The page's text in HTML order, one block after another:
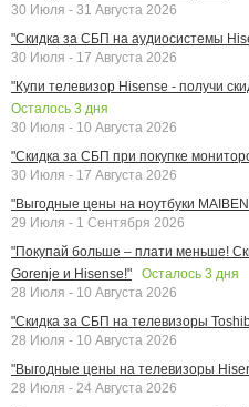
30 Июля - 31 Августа 2026
"Скидка за СБП на аудиосистемы
30 Июля - 17 Августа 2026
"Купи телевизор Hisense - получи
Осталось 3 дня
30 Июля - 10 Августа 2026
"Скидка за СБП при покупке
30 Июля - 17 Августа 2026
"Выгодные цены на ноутбуки
29 Июля - 1 Сентября 2026
"Покупай больше – плати меньше!
Gorenje и Hisense!"
Осталось 3 дня
28 Июля - 10 Августа 2026
"Скидка за СБП на телевизоры
28 Июля - 10 Августа 2026
"Выгодные цены на телевизоры
28 Июля - 24 Августа 2026